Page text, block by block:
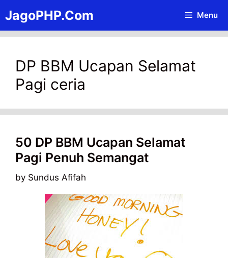
to
content
JagoPHP.Com Menu
DP BBM Ucapan Selamat
Pagi ceria
50 DP BBM Ucapan Selamat
Pagi Penuh Semangat
by Sundus Afifah